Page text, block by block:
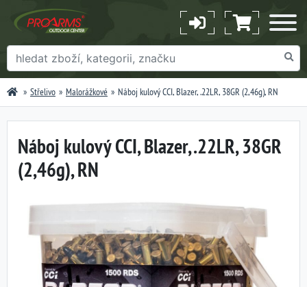
Střelivo Malorážkové Náboj kulový CCI, Blazer, .22LR, 38GR (2,46g), RN
Náboj kulový CCI, Blazer, .22LR, 38GR
(2,46g), RN